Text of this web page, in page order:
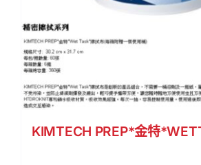
KIMTECH PREP*金特